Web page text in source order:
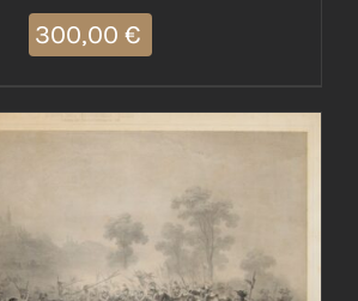
300,00 €